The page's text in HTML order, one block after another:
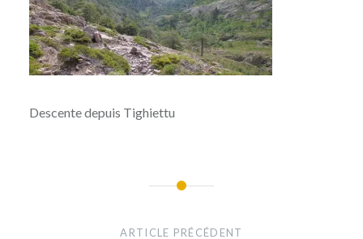
Descente depuis Tighiettu
ARTICLE PRÉCÉDENT